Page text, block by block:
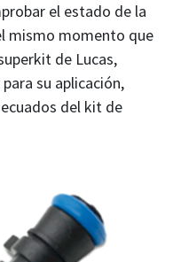
el estado de la
mismo momento que
de Lucas,
su aplicación,
del kit de